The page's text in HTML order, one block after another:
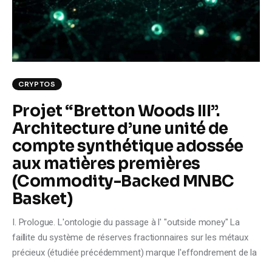
Climate
Markets
Shop
CRYPTOS
Projet “Bretton Woods III”.
Architecture d’une unité de
compte synthétique adossée
aux matières premières
(Commodity-Backed MNBC
Basket)
I. Prologue. L'ontologie du passage à l' "outside money" La
faillite du système de réserves fractionnaires sur les métaux
précieux (étudiée précédemment) marque l'effondrement de la